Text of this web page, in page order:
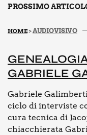
PROSSIMO
HOME>AUDIOVISIVO
GABRIE­LE
Gabriele
ciclo di interviste
cura tecnica di
chiacchierata